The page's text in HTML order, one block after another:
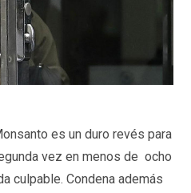
es un duro revés para
vez en menos de ocho
culpable. Condena además